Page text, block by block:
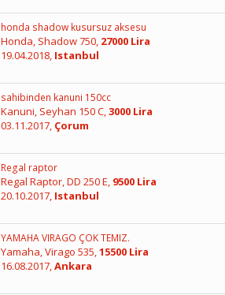
honda shadow kusursuz aksesu
Honda, Shadow 750, 27000 Lira
19.04.2018, Istanbul
sahibinden kanuni 150cc
Kanuni, Seyhan 150 C,3000 Lira
03.11.2017, Çorum
Regal raptor
Regal Raptor, DD 250 E, 9500 Lira
20.10.2017, Istanbul
YAMAHA VIRAGO ÇOK TEMIZ.
Yamaha, Virago 535,15500 Lira
16.08.2017,Ankara